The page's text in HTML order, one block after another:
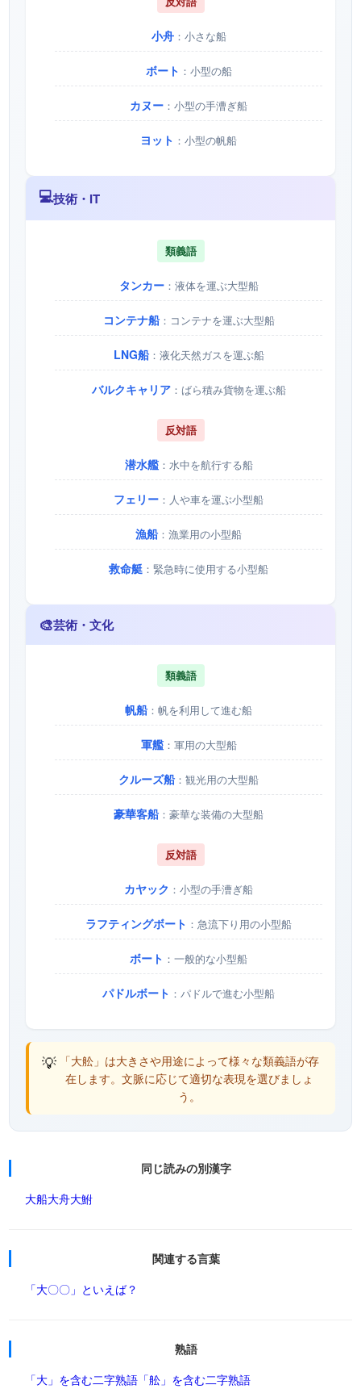
小舟：小さな船
ボート ：小型の船
カヌー ：小型の手漕ぎ船
ヨット ：小型の帆船
💻技術・IT
類義語
タンカー：液体を運ぶ大型船
コンテナ船：コンテナを運ぶ大型船
LNG船：液化天然ガスを運ぶ船
バルクキャリア：ばら積み貨物を運ぶ船
反対語
潜水艦：水中を航行する船
フェリー ：人や車を運ぶ小型船
漁船：漁業用の小型船
救命艇 ：緊急時に使用する小型船
🎨芸術・文化
類義語
帆船：帆を利用して進む船
軍艦：軍用の大型船
クルーズ船：観光用の大型船
豪華客船：豪華な装備の大型船
反対語
カヤック ：小型の手漕ぎ船
ラフティングボート ：急流下り用の小型船
ボート ：一般的な小型船
パドルボート ：パドルで進む小型船
💡 「大舩」は大きさや用途によって様々な類義語が存
在します。文脈に応じて適切な表現を選びましょ
う。
同じ読みの別漢字
大船大舟大鮒
関連する言葉
「大〇〇」といえば？
熟語
「大」を含む二字熟語 「舩」を含む二字熟語